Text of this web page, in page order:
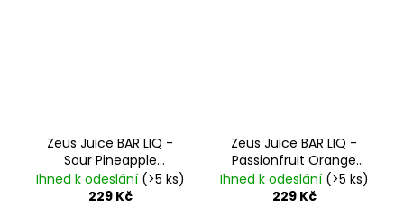
Zeus Juice BAR LIQ -
Sour Pineapple
Tangerine - 20mg
Ananas s
Ihned k odeslání (>5 ks)
229 Kč
Zeus Juice BAR LIQ -
Passionfruit Orange
Guava - 20mg
Marakuja s
Ihned k odeslání (>5 ks)
229 Kč